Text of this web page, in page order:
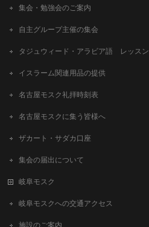
集会・勉強会のご案内
自主グループ主催の集会
タジュウィード・アラビア語 レッスン
イスラーム関連用品の提供
名古屋モスク礼拝時刻表
名古屋モスクに集う皆様へ
ザカート・サダカ口座
集会の届出について
岐阜モスク
岐阜モスクへの交通アクセス